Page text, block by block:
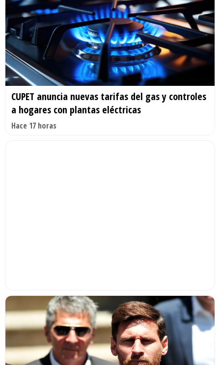
CUPET anuncia nuevas tarifas del gas y controles
a hogares con plantas eléctricas
Hace 17 horas